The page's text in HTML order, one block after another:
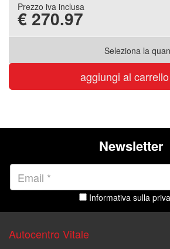
Prezzo iva inclusa
€ 270.97
Seleziona la
aggiungi al carrello
Newsletter
Informativa sulla
Autocentro Vitale